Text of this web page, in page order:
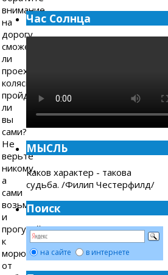
внимание
на
дорогу,
сможет
ли
проехать
коляска,
пройдёте
ли
вы
сами?
Не
верьте
никому,
а
сами
возьмите
и
прогуляйтесь
к
морю
от
Час Солнца
МЫСЛЬ
Каков характер - такова
судьба. /Филип Честерфилд/
Поиск
на сайте в интернете